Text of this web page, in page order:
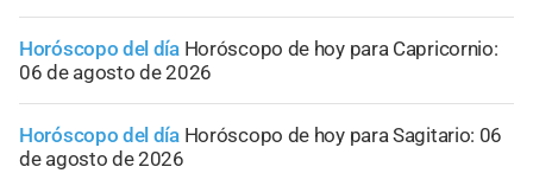
Horóscopo del día Horóscopo de hoy para Capricornio:
06 de agosto de 2026
Horóscopo del día Horóscopo de hoy para Sagitario: 06
de agosto de 2026